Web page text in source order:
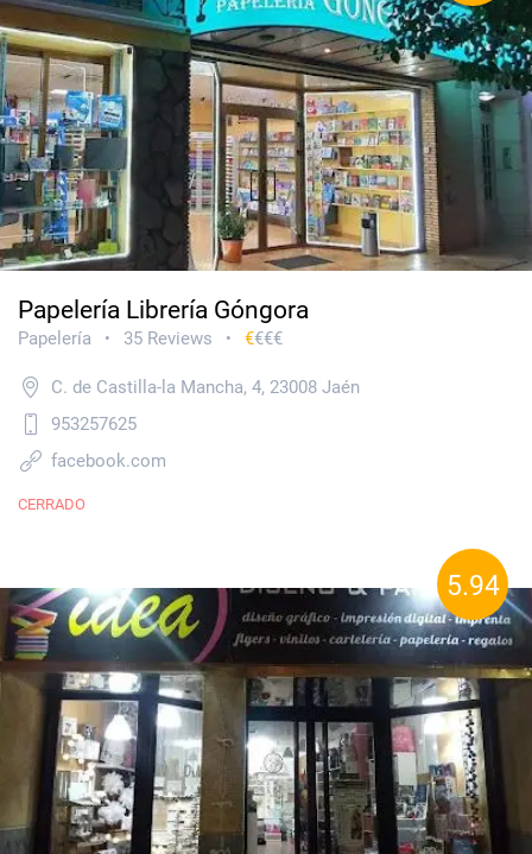
Papelería Librería Góngora
Papelería • 35 Reviews • €€€€
C. de Castilla-la Mancha, 4, 23008 Jaén
953257625
facebook.com
CERRADO
5.94